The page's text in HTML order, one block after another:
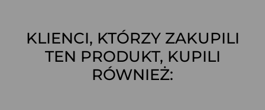
KLIENCI, KTÓRZY ZAKUPILI
TEN PRODUKT, KUPILI
RÓWNIEŻ: